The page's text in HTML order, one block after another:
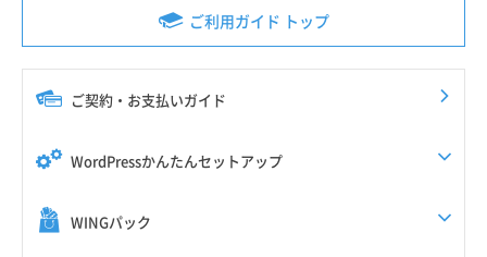
ご利用ガイド トップ
ご契約・お支払いガイド
WordPressかんたんセットアップ
WINGパック